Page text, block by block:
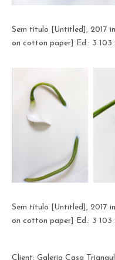
Sem título [Untitled], 2017
on cotton paper] Ed.: 3 103
Sem título [Untitled], 2017
on cotton paper] Ed.: 3 103
Client: Galeria Casa